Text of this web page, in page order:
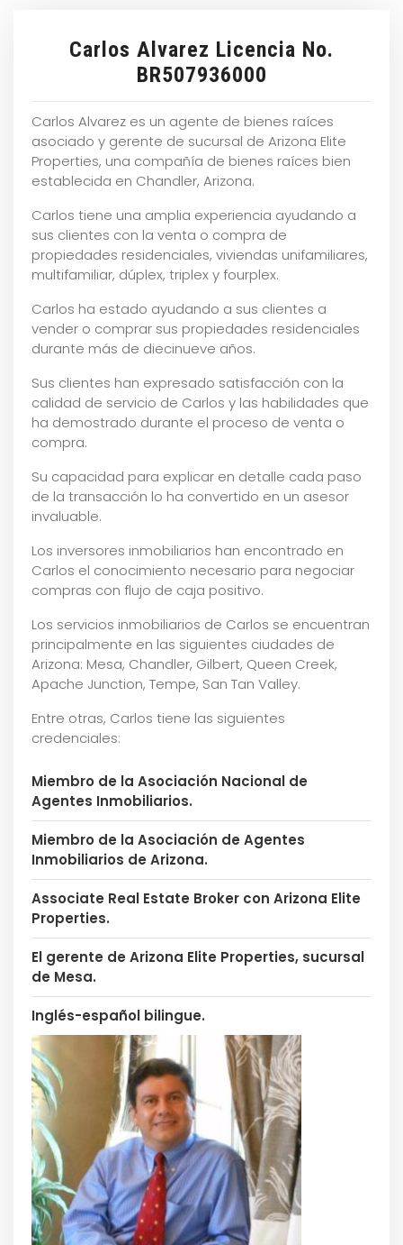
Carlos Alvarez Licencia No.
BR507936000
Carlos Alvarez es un agente de bienes raíces
asociado y gerente de sucursal de Arizona Elite
Properties, una compañía de bienes raíces bien
establecida en Chandler, Arizona.
Carlos tiene una amplia experiencia ayudando a
sus clientes con la venta o compra de
propiedades residenciales, viviendas unifamiliares,
multifamiliar, dúplex, triplex y fourplex.
Carlos ha estado ayudando a sus clientes a
vender o comprar sus propiedades residenciales
durante más de diecinueve años.
Sus clientes han expresado satisfacción con la
calidad de servicio de Carlos y las habilidades que
ha demostrado durante el proceso de venta o
compra.
Su capacidad para explicar en detalle cada paso
de la transacción lo ha convertido en un asesor
invaluable.
Los inversores inmobiliarios han encontrado en
Carlos el conocimiento necesario para negociar
compras con flujo de caja positivo.
Los servicios inmobiliarios de Carlos se encuentran
principalmente en las siguientes ciudades de
Arizona: Mesa, Chandler, Gilbert, Queen Creek,
Apache Junction, Tempe, San Tan Valley.
Entre otras, Carlos tiene las siguientes
credenciales:
Miembro de la Asociación Nacional de
Agentes Inmobiliarios.
Miembro de la Asociación de Agentes
Inmobiliarios de Arizona.
Associate Real Estate Broker con Arizona Elite
Properties.
El gerente de Arizona Elite Properties, sucursal
de Mesa.
Inglés-español bilingue.